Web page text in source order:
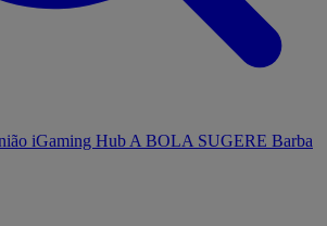
iGaming Hub A BOLA SUGERE Barba